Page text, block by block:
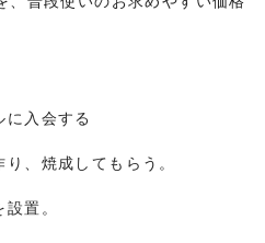
に入会する
り、焼成してもらう。
置。